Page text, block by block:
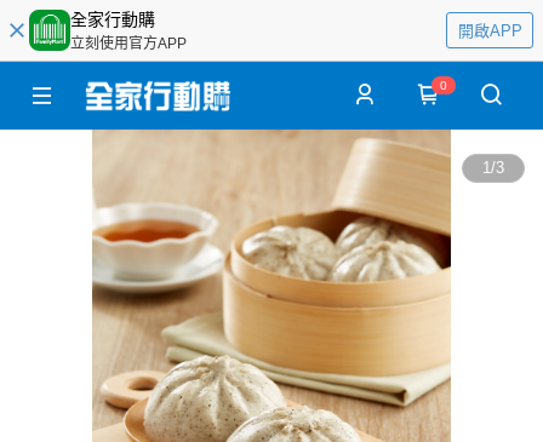
全家行動購
立刻使用官方APP
開啟APP
0
1/3